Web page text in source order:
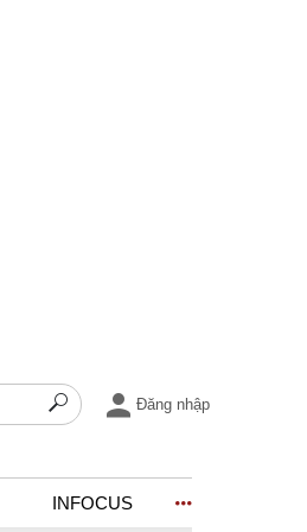
Đăng nhập
INFOCUS